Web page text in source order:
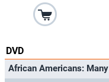
DVD
African Americans: